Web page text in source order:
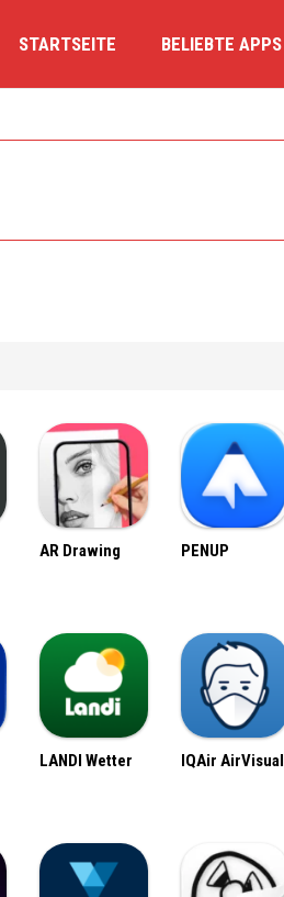
STARTSEITE BELIEBTE APPS
AR Drawing PENUP
LANDI Wetter IQAir AirVisual